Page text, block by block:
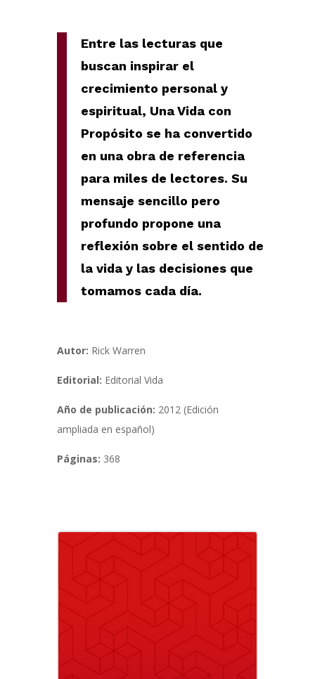
Entre las lecturas que
buscan inspirar el
crecimiento personal y
espiritual, Una Vida con
Propósito se ha convertido
en una obra de referencia
para miles de lectores. Su
mensaje sencillo pero
profundo propone una
reflexión sobre el sentido de
la vida y las decisiones que
tomamos cada día.
Autor: Rick Warren
Editorial: Editorial Vida
Año de publicación: 2012 (Edición
ampliada en español)
Páginas: 368